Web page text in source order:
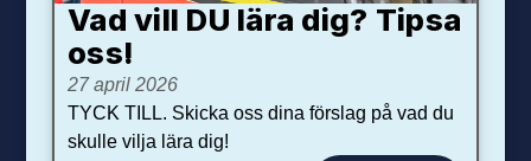
Vad vill DU lära dig? Tipsa
oss!
27 april 2026
TYCK TILL. Skicka oss dina förslag på vad du
skulle vilja lära dig!